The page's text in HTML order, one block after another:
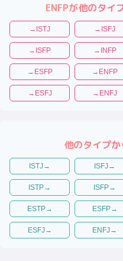
ENFPが他のタイ
→ ISTJ → ISFJ
→ ISFP → INFP
→ ESFP → ENFP
→ ESFJ → ENFJ
他のタイプか
ISTJ → ISFJ →
ISTP→ ISFP→
ESTP→ ESFP→
ESFJ → ENFJ →